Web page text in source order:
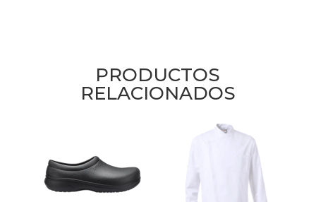
PRODUCTOS
RELACIONADOS